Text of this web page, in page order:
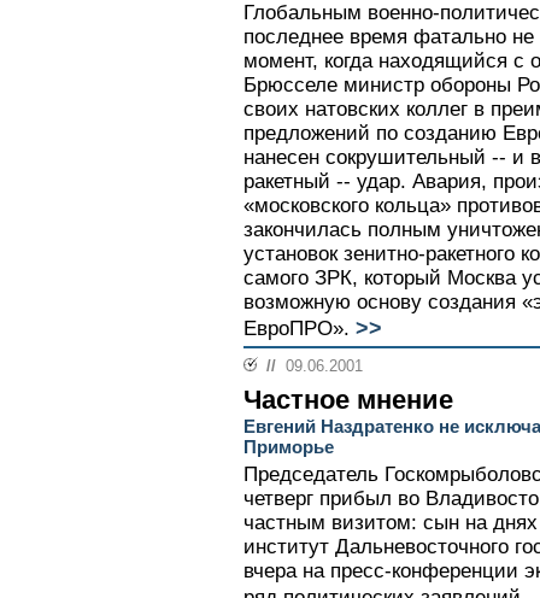
Глобальным военно-
последнее время фатально
момент, когда находящийся
Брюсселе министр обороны
своих натовских коллег в
предложений по созданию
нанесен сокрушительный -- и
ракетный -- удар. Авария,
«московского кольца»
закончилась полным
установок зенитно-ракетного
самого ЗРК, который Москва
возможную основу создания
ЕвроПРО». >>
// 09.06.2001
Частное мнение
Евгений Наздратенко не
Приморье
Председатель
четверг прибыл во
частным визитом: сын на
институт Дальневосточного
вчера на пресс-конференции